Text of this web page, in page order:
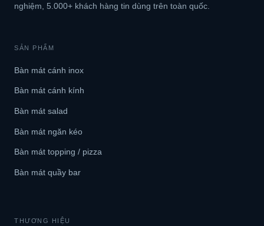
nghiệm, 5.000+ khách hàng tin dùng trên toàn quốc.
SẢN PHẨM
Bàn mát cánh inox
Bàn mát cánh kính
Bàn mát salad
Bàn mát ngăn kéo
Bàn mát topping / pizza
Bàn mát quầy bar
THƯƠNG HIỆU